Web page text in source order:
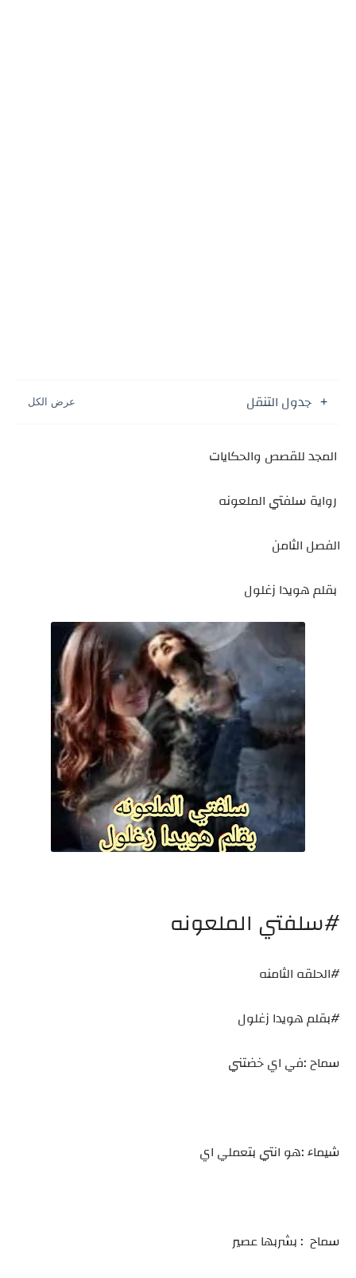
جدول التنقل
المجد للقصص والحكايات
رواية سلفتي الملعونه
الفصل الثامن
بقلم هويدا زغلول
#سلفتي الملعونه
#الحلقه الثامنه
#بقلم هويدا زغلول
سماح :في اي خضتني
شيماء :هو انتي بتعملي اي
سماح : بشربها عصير